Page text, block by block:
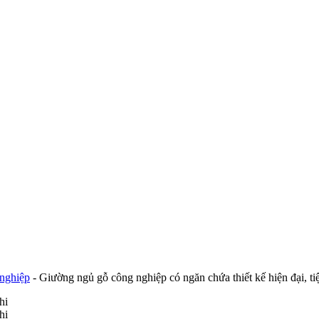
- Giường ngủ gỗ công nghiệp có ngăn chứa thiết kế hiện đại,